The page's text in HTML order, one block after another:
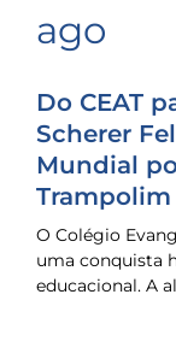
ago
Do CEAT
Scherer
Mundial
Trampolim
O Colégio
uma conquista
educacional. A